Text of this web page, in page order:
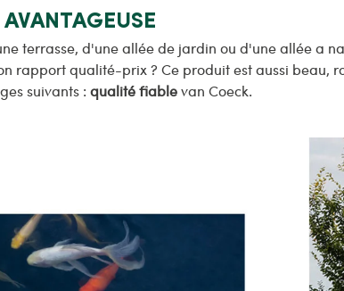
terrasse, d'une allée de jardin ou d'une allée a
rapport qualité-prix ? Ce produit est aussi beau,
suivants : qualité fiablevan Coeck.